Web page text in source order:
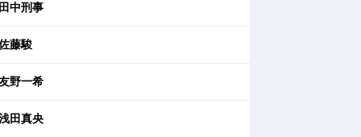
中刑事
藤駿
野一希
田真央